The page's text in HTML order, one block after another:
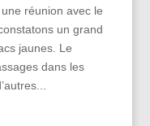
réunion avec le
un grand
jaunes. Le
dans les